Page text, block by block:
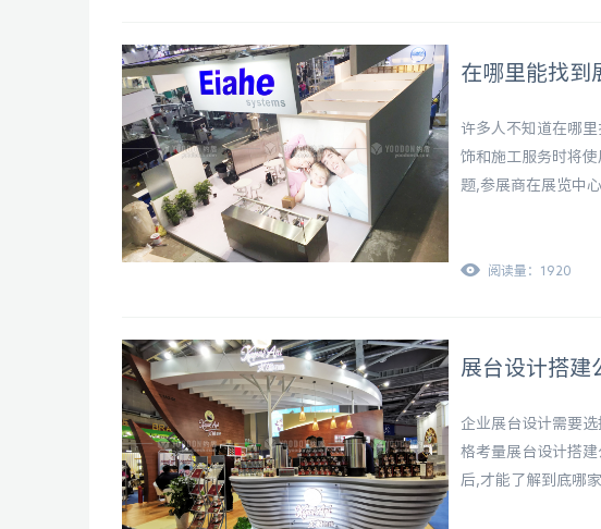
在哪里能找到
许多人不知道在哪
饰和施工服务时将
题,参展商在展览中
阅读量：1920
展台设计搭建
企业展台设计需要
格考量展台设计搭
后,才能了解到底哪